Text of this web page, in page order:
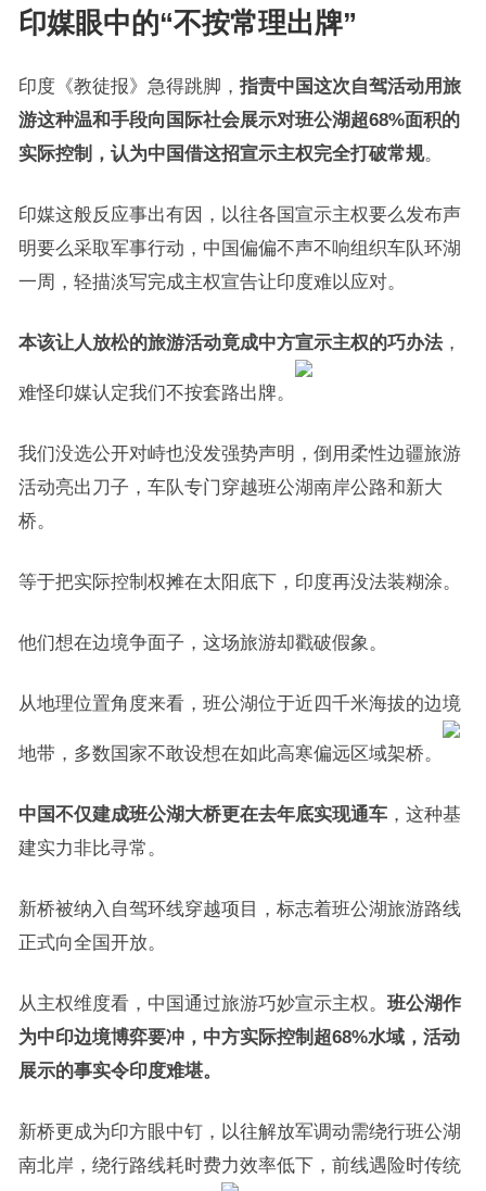
印媒眼中的“不按常理出牌”
印度《教徒报》急得跳脚， 指责中国这次自驾活动用旅
游这种温和手段向国际社会展示对班公湖超68%面积的
实际控制，认为中国借这招宣示主权完全打破常规。
印媒这般反应事出有因，以往各国宣示主权要么发布声
明要么采取军事行动，中国偏偏不声不响组织车队环湖
一周，轻描淡写完成主权宣告让印度难以应对。
本该让人放松的旅游活动竟成中方宣示主权的巧办法，
难怪印媒认定我们不按套路出牌。
我们没选公开对峙也没发强势声明，倒用柔性边疆旅游
活动亮出刀子，车队专门穿越班公湖南岸公路和新大
桥。
等于把实际控制权摊在太阳底下，印度再没法装糊涂。
他们想在边境争面子，这场旅游却戳破假象。
从地理位置角度来看，班公湖位于近四千米海拔的边境
地带，多数国家不敢设想在如此高寒偏远区域架桥。
中国不仅建成班公湖大桥更在去年底实现通车，这种基
建实力非比寻常。
新桥被纳入自驾环线穿越项目，标志着班公湖旅游路线
正式向全国开放。
从主权维度看，中国通过旅游巧妙宣示主权。 班公湖作
为中印边境博弈要冲，中方实际控制超68%水域，活动
展示的事实令印度难堪。
新桥更成为印方眼中钉，以往解放军调动需绕行班公湖
南北岸，绕行路线耗时费力效率低下，前线遇险时传统